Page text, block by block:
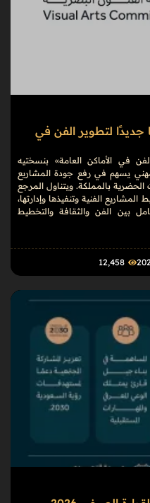
جديدًا لتطوير الفن في
في الأماكن العامة» بنسختيه
يسهم في رفع جودة المشاريع
بالمملكة. ويتناول المرجع
الفنية وتنفيذها وإدارتها،
بين الفن والثقافة والتخطيط
12٬458